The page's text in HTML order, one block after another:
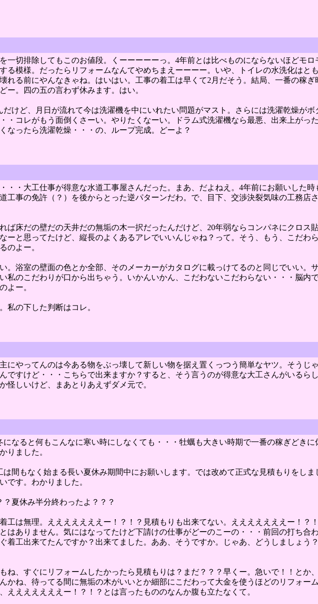
一切排除してもこのお値段。くーーーーーっ。4年前とは比べものにならないほどモ
る模様。だったらリフォームなんてやめちまえーーーー。いや、トイレの水洗化はと
れる前にやんなきゃね。はいはい。工事の着工は早くて2月だそう。結局、一番の稼
ー。四の五の言わず休みます。はい。
けど、月日が流れて今は洗濯機を中にいれたい問題がマスト。さらには洗濯乾燥がボ
・コレがもう面倒くさーい。やりたくなーい。ドラム式洗濯機なら最悪、出来上がっ
なったら洗濯乾燥・・・の、ループ完成。どーよ？
・・大工仕事が得意な水道工事屋さんだった。まあ、だよねえ。4年前にお願いした
工事の免許（？）を後からとった逆パターンだわ。で、目下、交渉決裂気味の工務店
ば床だの壁だの天井だの無垢の木一択だったんだけど、20年弱ならコンパネにクロス
ーと思ってたけど、縦長のよくあるアレでいいんじゃね？って。そう、もう、こだわ
のよー。
。浴室の壁面の色とか全部、そのメーカーがカタログに載っけてるのと同じでいい。
私のこだわりが口から出ちゃう。いかんいかん、こだわないこだわらない・・・脳内
よー。
私の下した判断はコレ。
にやってんのは今ある物をぶっ壊して新しい物を据え置くっつう簡単なヤツ。そうじ
ですけど・・・こちらで出来ますか？すると、そう言うのが得意な大工さんがいるら
怪しいけど、まあとりあえずダメ元で。
なると何もこんなに寒い時にしなくても・・・牡蠣も大きい時期で一番の稼ぎどきに
りました。
間もなく始まる長い夏休み期間中にお願いします。では改めて正式な見積もりをし
です。わかりました。
夏休み半分終わったよ？？？
工は無理。えええええええー！？！？見積もりも出来てない。えええええええー！？
はありません。気にはなってたけど下請けの仕事がどーのこーの・・・前回の打ち合
着工出来てたんですか？出来てました。ああ、そうですか。じゃあ、どうしましょう
ね、すぐにリフォームしたかったら見積もりは？まだ？？？早くー。急いで！！とか
かね、待ってる間に無垢の木がいいとか細部にこだわって大金を使うほどのリフォー
えええええええー！？！？とは言ったもののなんか腹も立たなくて。